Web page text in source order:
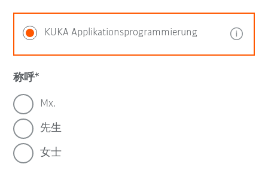
KUKA Applikationsprogrammierung
称呼
Mx.
先生
女士